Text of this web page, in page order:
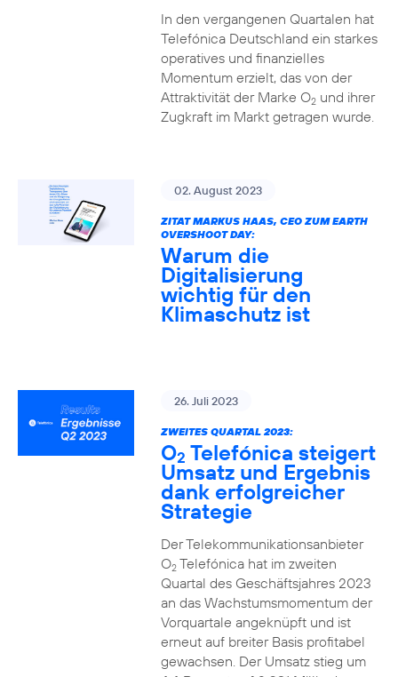
In den vergangenen Quartalen hat
Telefónica Deutschland ein starkes
operatives und finanzielles
Momentum erzielt, das von der
Attraktivität der Marke O2und ihrer
Zugkraft im Markt getragen wurde.
02. August 2023
ZITAT MARKUS HAAS, CEO ZUM EARTH
OVERSHOOT DAY:
Warum die
Digitalisierung
wichtig für den
Klimaschutz ist
26. Juli 2023
ZWEITES QUARTAL 2023:
O2 Telefónica steigert
Umsatz und Ergebnis
dank erfolgreicher
Strategie
Der Telekommunikationsanbieter
O2Telefónica hat im zweiten
Quartal des Geschäftsjahres 2023
an das Wachstumsmomentum der
Vorquartale angeknüpft und ist
erneut auf breiter Basis profitabel
gewachsen. Der Umsatz stieg um